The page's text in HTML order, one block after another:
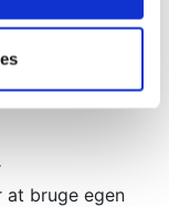
at bruge egen